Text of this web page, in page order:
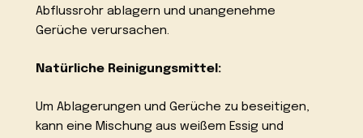
Abflussrohr ablagern und unangenehme
Gerüche verursachen.
Natürliche Reinigungsmittel:
Um Ablagerungen und Gerüche zu beseitigen,
kann eine Mischung aus weißem Essig und